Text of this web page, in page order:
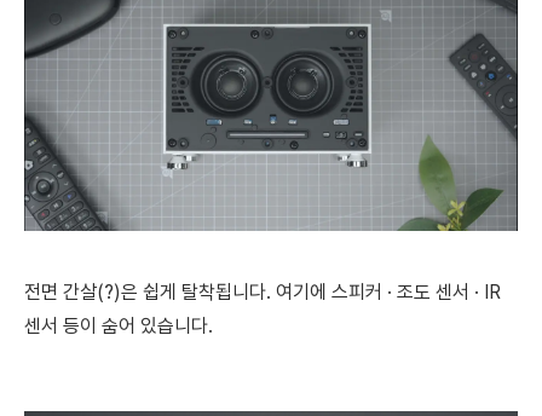
전면 간살(?)은 쉽게 탈착됩니다. 여기에 스피커 · 조도 센서 · IR
센서 등이 숨어 있습니다.